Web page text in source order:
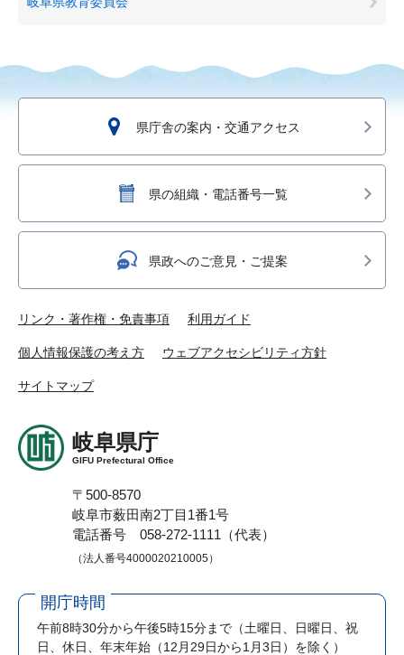
県庁舎の案内・交通アクセス
県の組織・電話番号一覧
県政へのご意見・ご提案
リンク・著作権・免責事項 利用ガイド
個人情報保護の考え方 ウェブアクセシビリティ方針
サイトマップ
岐阜県庁
GIFU Prefectural Office
〒500-8570
岐阜市薮田南2丁目1番1号
電話番号 058-272-1111（代表）
（法人番号4000020210005）
開庁時間
午前8時30分から午後5時15分まで （土曜日、日曜日、祝
日、休日、年末年始（12月29日から1月3日）を除く）